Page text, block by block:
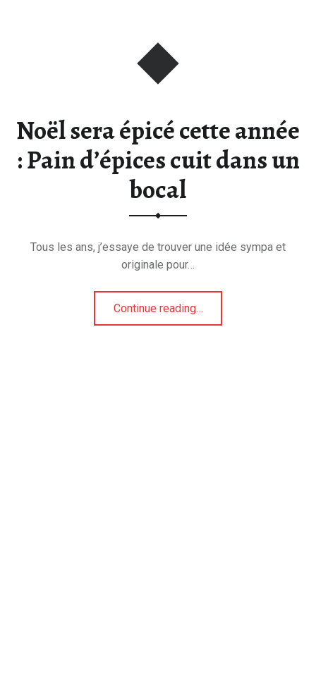
Noël sera épicé cette année
: Pain d’épices cuit dans un
bocal
Tous les ans, j’essaye de trouver une idée sympa et
originale pour…
Continue reading“Noël sera épicé cette année : Pain d’épices cuit dans un bocal”
…